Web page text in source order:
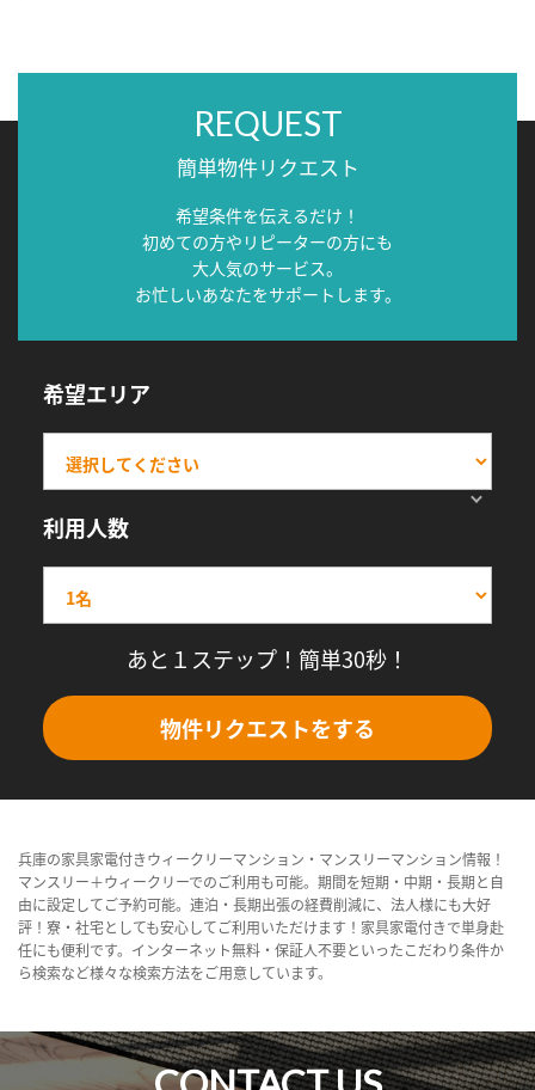
REQUEST
簡単物件リクエスト
希望条件を伝えるだけ！
初めての方やリピーターの方にも
大人気のサービス。
お忙しいあなたをサポートします。
希望エリア
利用人数
あと１ステップ！簡単30秒！
物件リクエストをする
兵庫の家具家電付きウィークリーマンション・マンスリーマンション情報！
マンスリー＋ウィークリーでのご利用も可能。期間を短期・中期・長期と自
由に設定してご予約可能。連泊・長期出張の経費削減に、法人様にも大好
評！寮・社宅としても安心してご利用いただけます！家具家電付きで単身赴
任にも便利です。インターネット無料・保証人不要といったこだわり条件か
ら検索など様々な検索方法をご用意しています。